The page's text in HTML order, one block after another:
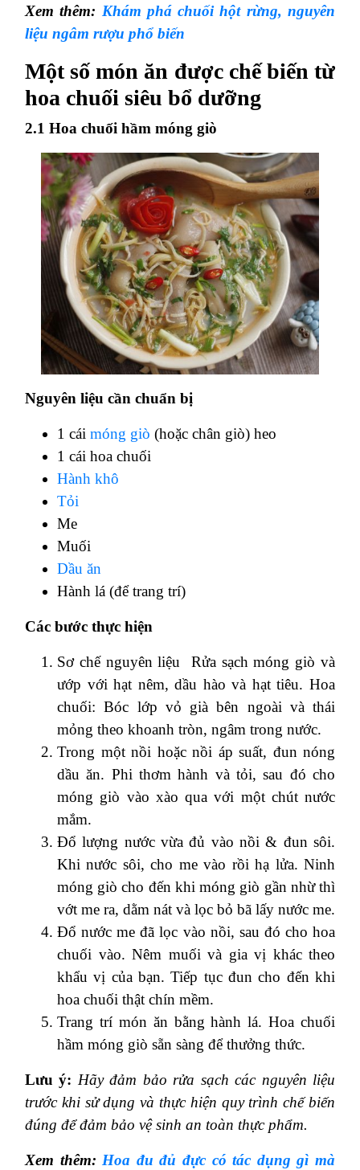
Xem thêm: Khám phá chuối hột rừng, nguyên
liệu ngâm rượu phổ biến
Một số món ăn được chế biến từ
hoa chuối siêu bổ dưỡng
2.1 Hoa chuối hầm móng giò
Nguyên liệu cần chuẩn bị
1 cái móng giò (hoặc chân giò) heo
1 cái hoa chuối
Hành khô
Tỏi
Me
Muối
Dầu ăn
Hành lá (để trang trí)
Các bước thực hiện
Sơ chế nguyên liệu Rửa sạch móng giò và
ướp với hạt nêm, dầu hào và hạt tiêu. Hoa
chuối: Bóc lớp vỏ già bên ngoài và thái
mỏng theo khoanh tròn, ngâm trong nước.
Trong một nồi hoặc nồi áp suất, đun nóng
dầu ăn. Phi thơm hành và tỏi, sau đó cho
móng giò vào xào qua với một chút nước
mắm.
Đổ lượng nước vừa đủ vào nồi & đun sôi.
Khi nước sôi, cho me vào rồi hạ lửa. Ninh
móng giò cho đến khi móng giò gần nhừ thì
vớt me ra, dằm nát và lọc bỏ bã lấy nước me.
Đổ nước me đã lọc vào nồi, sau đó cho hoa
chuối vào. Nêm muối và gia vị khác theo
khẩu vị của bạn. Tiếp tục đun cho đến khi
hoa chuối thật chín mềm.
Trang trí món ăn bằng hành lá. Hoa chuối
hầm móng giò sẵn sàng để thưởng thức.
Lưu ý: Hãy đảm bảo rửa sạch các nguyên liệu
trước khi sử dụng và thực hiện quy trình chế biến
đúng để đảm bảo vệ sinh an toàn thực phẩm.
Xem thêm:Hoa đu đủ đực có tác dụng gì mà